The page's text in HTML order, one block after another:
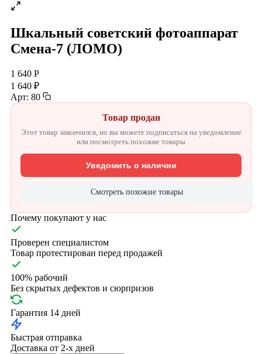
Шкальный советский фотоаппарат
Смена-7 (ЛОМО)
1 640 Р
1 640 ₽
Арт: 80
Товар продан
Этот товар закончился, но вы можете подписаться на уведомление
или посмотреть похожие товары
Уведомить о наличии
Смотреть похожие товары
Почему покупают у нас
Проверен специалистом
Товар протестирован перед продажей
100% рабочий
Без скрытых дефектов и сюрпризов
Гарантия 14 дней
Быстрая отправка
Доставка от 2-х дней